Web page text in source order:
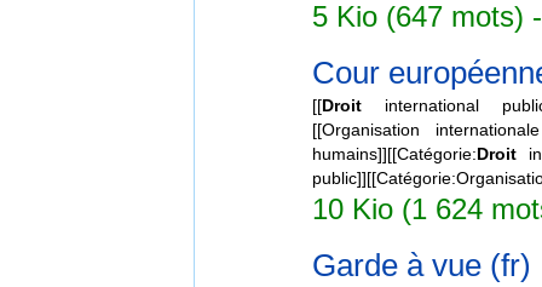
5 Kio (647 mots)
Cour
[[Droit international
[[Organisation
humains]][[Catégorie:Droit
10 Kio (1 624
Garde à vue (fr)